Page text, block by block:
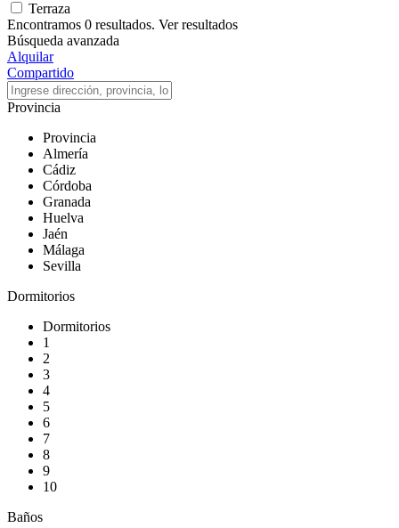
Terraza
Encontramos 0 resultados. Ver resultados
Búsqueda avanzada
Alquilar
Compartido
Provincia
Provincia
Almería
Cádiz
Córdoba
Granada
Huelva
Jaén
Málaga
Sevilla
Dormitorios
Dormitorios
1
2
3
4
5
6
7
8
9
10
Baños